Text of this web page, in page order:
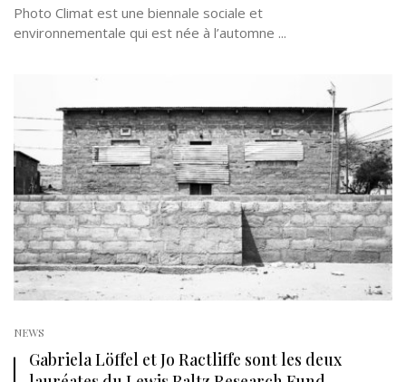
Photo Climat est une biennale sociale et
environnementale qui est née à l’automne ...
NEWS
Gabriela Löffel et Jo Ractliffe sont les deux